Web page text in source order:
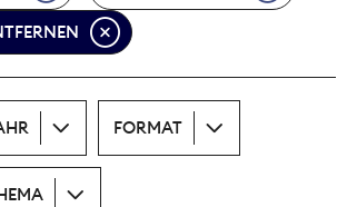
Pressefreiheit
Print
Recht
Tarifpolitik
FORMAT